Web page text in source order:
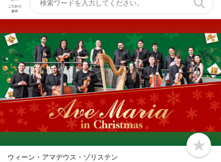
こだわり
条件
b
o
ウィーン・アマデウス・ゾリステン